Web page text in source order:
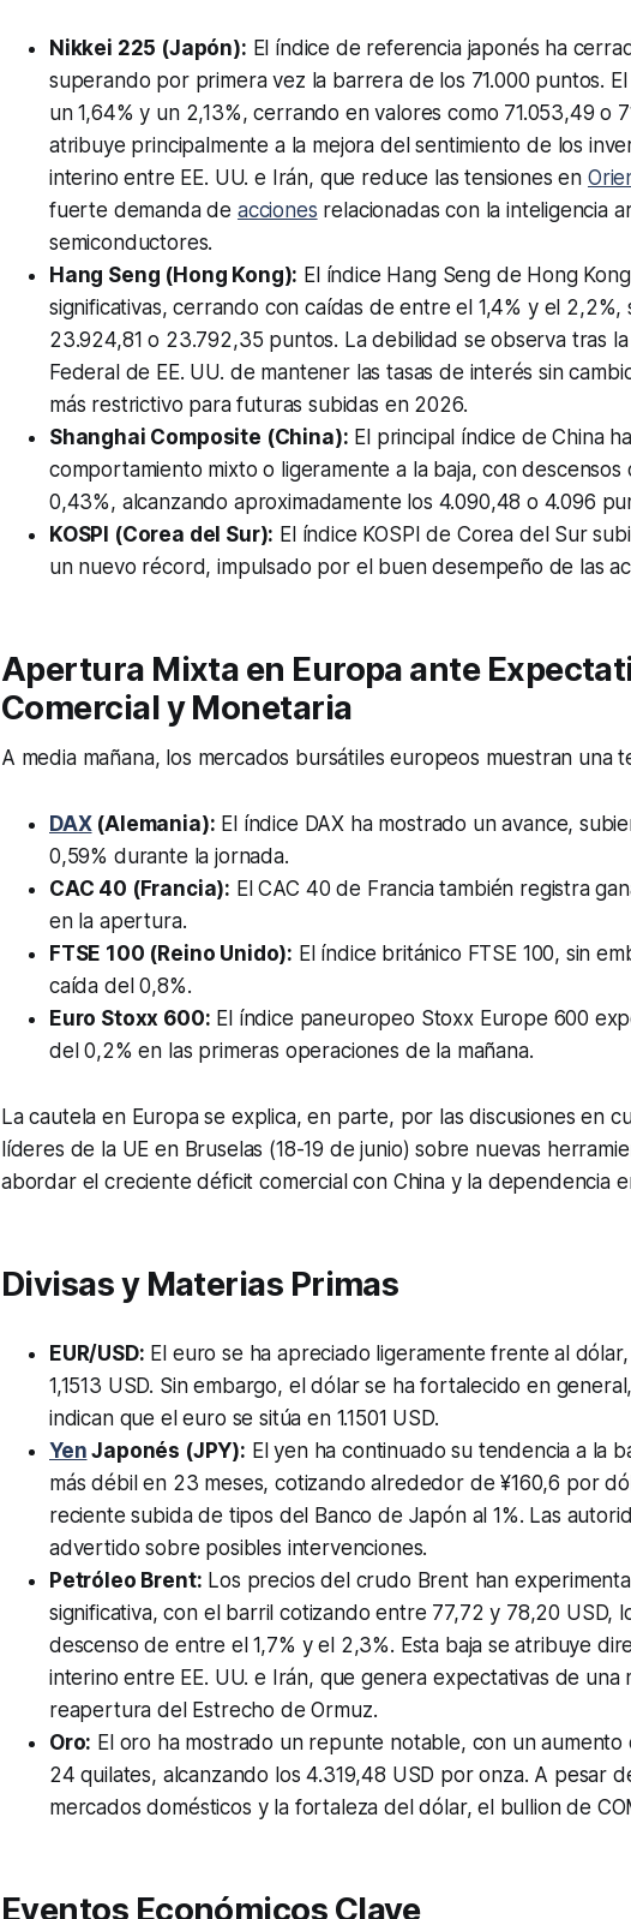
Nikkei 225 (Japón): El índice de referencia japonés ha
superando por primera vez la barrera de los 71.000 puntos.
un 1,64% y un 2,13%, cerrando en valores como 71.053,49 o
atribuye principalmente a la mejora del sentimiento de los
interino entre EE. UU. e Irán, que reduce las tensiones en
fuerte demanda de acciones relacionadas con la inteligencia
semiconductores.
Hang Seng (Hong Kong): El índice Hang Seng de Hong
significativas, cerrando con caídas de entre el 1,4% y el
23.924,81 o 23.792,35 puntos. La debilidad se observa tras
Federal de EE. UU. de mantener las tasas de interés sin
más restrictivo para futuras subidas en 2026.
Shanghai Composite (China): El principal índice de China
comportamiento mixto o ligeramente a la baja, con descensos
0,43%, alcanzando aproximadamente los 4.090,48 o 4.096
KOSPI (Corea del Sur): El índice KOSPI de Corea del Sur
un nuevo récord, impulsado por el buen desempeño de las
Apertura Mixta en Europa ante
Comercial y Monetaria
A media mañana, los mercados bursátiles europeos muestran una
DAX(Alemania): El índice DAX ha mostrado un avance,
0,59% durante la jornada.
CAC 40 (Francia): El CAC 40 de Francia también registra
en la apertura.
FTSE 100 (Reino Unido): El índice británico FTSE 100, sin
caída del 0,8%.
Euro Stoxx 600: El índice paneuropeo Stoxx Europe 600
del 0,2% en las primeras operaciones de la mañana.
La cautela en Europa se explica, en parte, por las discusiones en
líderes de la UE en Bruselas (18-19 de junio) sobre nuevas
abordar el creciente déficit comercial con China y la dependencia
Divisas y Materias Primas
EUR/USD: El euro se ha apreciado ligeramente frente al
1,1513 USD. Sin embargo, el dólar se ha fortalecido en
indican que el euro se sitúa en 1.1501 USD.
Yen Japonés (JPY): El yen ha continuado su tendencia a la
más débil en 23 meses, cotizando alrededor de ¥160,6 por
reciente subida de tipos del Banco de Japón al 1%. Las
advertido sobre posibles intervenciones.
Petróleo Brent: Los precios del crudo Brent han
significativa, con el barril cotizando entre 77,72 y 78,20 USD,
descenso de entre el 1,7% y el 2,3%. Esta baja se atribuye
interino entre EE. UU. e Irán, que genera expectativas de
reapertura del Estrecho de Ormuz.
Oro: El oro ha mostrado un repunte notable, con un
24 quilates, alcanzando los 4.319,48 USD por onza. A pesar
mercados domésticos y la fortaleza del dólar, el bullion de
Eventos Económicos Clave